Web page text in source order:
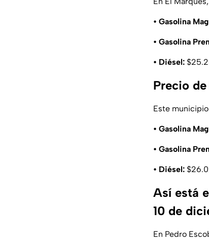
• Gasolina
• Gasolina
• Diésel:
Precio
Este
• Gasolina
• Gasolina
• Diésel:
Así está
10 de
En Pedro